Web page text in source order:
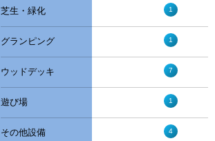
芝生・緑化 1
グランピング 1
ウッドデッキ 7
遊び場 1
その他設備 4